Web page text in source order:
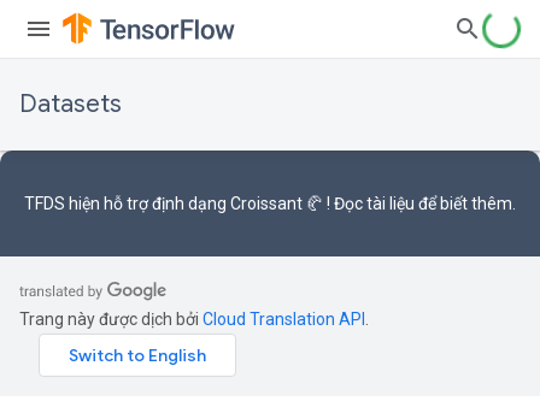
Datasets
TFDS hiện hỗ trợđịnh dạng Croissant 🥐 ! Đọctài liệu để biết thêm.
Trang này được dịch bởi Cloud Translation API